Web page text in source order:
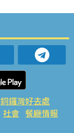
銅鑼灣好去處
社會 餐廳情報